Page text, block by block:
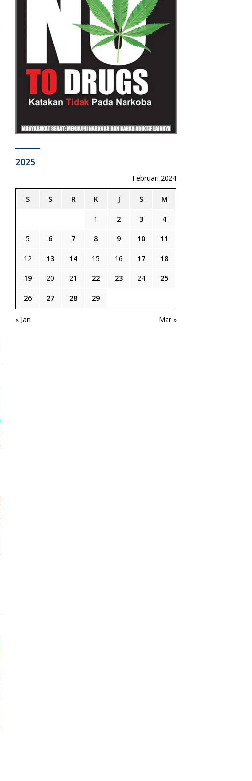
2025
Februari 2024
S S R K J S M
1 2 3 4
5 6 7 8 9 10 11
12 13 14 15 16 17 18
19 20 21 22 23 24 25
26 27 28 29
« Jan Mar »